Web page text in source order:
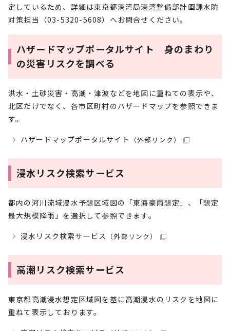
定しているため、詳細は東京都港湾局港湾整備部計画課水防
対策担当（03-5320-5608）へお問合せください。
ハザードマップポータルサイト 身のまわり
の災害リスクを調べる
洪水・土砂災害・高潮・津波などを地図に重ねての表示や、
北区だけでなく、各市区町村のハザードマップを参照できま
す。
ハザードマップポータルサイト
（外部リンク）
浸水リスク検索サービス
都内の河川流域浸水予想区域図の「東海豪雨想定」、「想定
最大規模降雨」を選択して参照できます。
浸水リスク検索サービス （外部リンク）
高潮リスク検索サービス
東京都高潮浸水想定区域図を基に高潮浸水のリスクを地図に
重ねて表示しております。